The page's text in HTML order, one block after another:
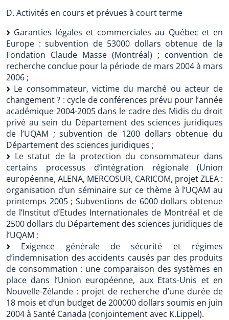
D. Activités en cours et prévues à court terme
Garanties légales et commerciales au Québec et en
Europe : subvention de 53000 dollars obtenue de la
Fondation Claude Masse (Montréal) ; convention de
recherche conclue pour la période de mars 2004 à mars
2006 ;
Le consommateur, victime du marché ou acteur de
changement ? : cycle de conférences prévu pour l’année
académique 2004-2005 dans le cadre des Midis du droit
privé au sein du Département des sciences juridiques
de l’UQAM ; subvention de 1200 dollars obtenue du
Département des sciences juridiques ;
Le statut de la protection du consommateur dans
certains processus d’intégration régionale (Union
européenne, ALENA, MERCOSUR, CARICOM, projet ZLEA :
organisation d’un séminaire sur ce thème à l’UQAM au
printemps 2005 ; Subventions de 6000 dollars obtenue
de l’Institut d’Etudes Internationales de Montréal et de
2500 dollars du Département des sciences juridiques de
l’UQAM ;
Exigence générale de sécurité et régimes
d’indemnisation des accidents causés par des produits
de consommation : une comparaison des systèmes en
place dans l’Union européenne, aux Etats-Unis et en
Nouvelle-Zélande : projet de recherche d’une durée de
18 mois et d’un budget de 200000 dollars soumis en juin
2004 à Santé Canada (conjointement avec K.Lippel).